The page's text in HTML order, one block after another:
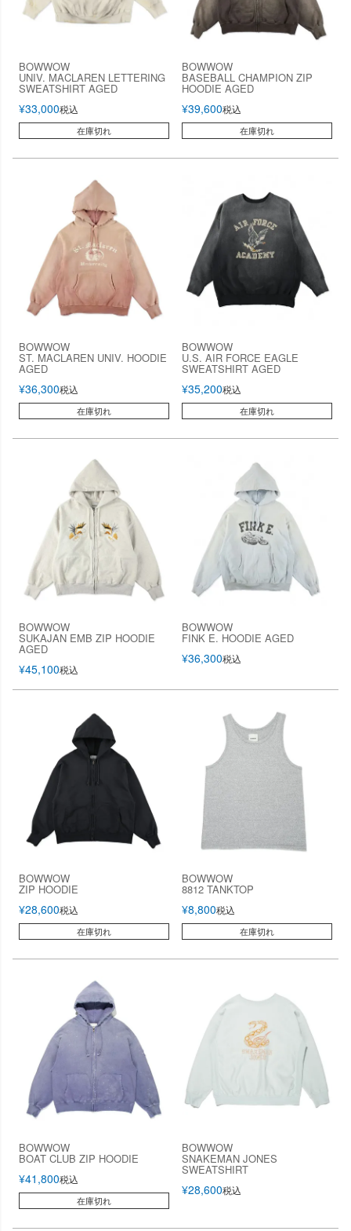
BOWWOW
UNIV. MACLAREN LETTERING
SWEATSHIRT AGED
¥33,000税込
在庫切れ
BOWWOW
BASEBALL CHAMPION ZIP
HOODIE AGED
¥39,600税込
在庫切れ
BOWWOW
ST. MACLAREN UNIV. HOODIE
AGED
¥36,300税込
在庫切れ
BOWWOW
U.S. AIR FORCE EAGLE
SWEATSHIRT AGED
¥35,200税込
在庫切れ
BOWWOW
SUKAJAN EMB ZIP HOODIE
AGED
¥45,100税込
BOWWOW
FINK E. HOODIE AGED
¥36,300税込
BOWWOW
ZIP HOODIE
¥28,600税込
在庫切れ
BOWWOW
8812 TANKTOP
¥8,800税込
在庫切れ
BOWWOW
BOAT CLUB ZIP HOODIE
¥41,800税込
在庫切れ
BOWWOW
SNAKEMAN JONES
SWEATSHIRT
¥28,600税込